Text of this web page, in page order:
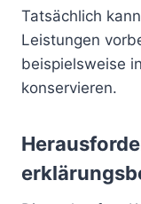
Tatsächlich
Leistungen
beispielsweise
konservieren.